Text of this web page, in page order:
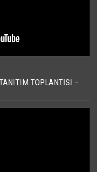
TOPLANTISI –